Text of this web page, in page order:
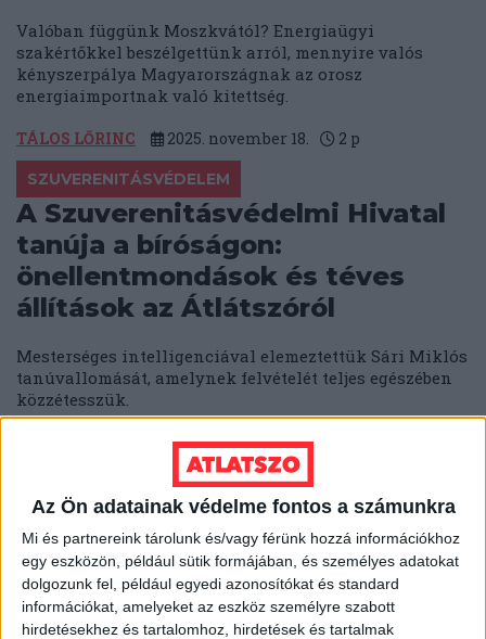
Az Ön adatainak védelme fontos a számunkra
Mi és partnereink tárolunk és/vagy férünk hozzá információkhoz
egy eszközön, például sütik formájában, és személyes adatokat
dolgozunk fel, például egyedi azonosítókat és standard
információkat, amelyeket az eszköz személyre szabott
hirdetésekhez és tartalomhoz, hirdetések és tartalmak
Valóban függünk Moszkvától? Energiaügyi
szakértőkkel beszélgettünk arról, mennyire valós
kényszerpálya Magyarországnak az orosz
energiaimportnak való kitettség.
TÁLOS LŐRINC 2025. november 18. 2 p
SZUVERENITÁSVÉDELEM
A Szuverenitásvédelmi Hivatal
tanúja a bíróságon:
önellentmondások és téves
állítások az Átlátszóról
Mesterséges intelligenciával elemeztettük Sári Miklós
tanúvallomását, amelynek felvételét teljes egészében
közzétesszük.
2025. november 12. 6
SZUVERENITÁSVÉDELEM
Új értelmet nyert a hírszerzés
és a dezinformáció a
Szuverenitásvédelmi Hivatal
ellen indított perünkben